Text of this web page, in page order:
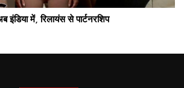
इंडिया में, रिलायंस से पार्टनरशिप